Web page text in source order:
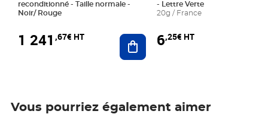
reconditionné - Taille normale -
Noir/ Rouge
1 241 ,67€ HT Ajouter au panier
- Lettre Verte
20g / France
6,25€ HT
Vous pourriez également aimer